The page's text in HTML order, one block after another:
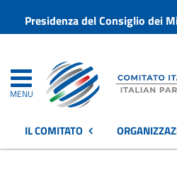
Presidenza del Consiglio dei
MENU
IL COMITATO